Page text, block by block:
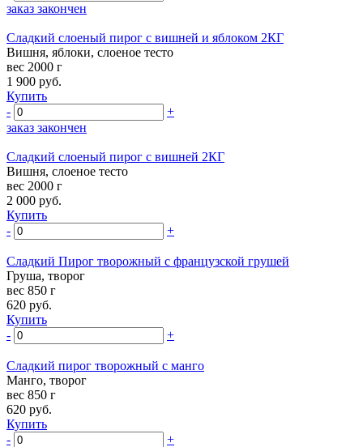
заказ закончен
Сладкий слоеный пирог с вишней и яблоком 2КГ
Вишня, яблоки, слоеное тесто
вес 2000 г
1 900 руб.
Купить
-
+
заказ закончен
Сладкий слоеный пирог с вишней 2КГ
Вишня, слоеное тесто
вес 2000 г
2 000 руб.
Купить
-
+
Сладкий Пирог творожный с французской грушей
Груша, творог
вес 850 г
620 руб.
Купить
-
+
Сладкий пирог творожный с манго
Манго, творог
вес 850 г
620 руб.
Купить
-
+